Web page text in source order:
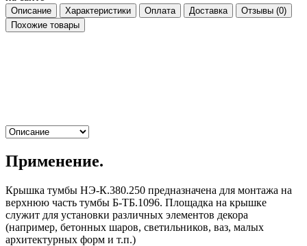
Описание Характеристики Оплата Доставка Отзывы (0)
Похожие товары
Применение.
Крышка тумбы НЭ-К.380.250 предназначена для монтажа на
верхнюю часть тумбы Б-ТБ.1096. Площадка на крышке
служит для установки различных элементов декора
(например, бетонных шаров, светильников, ваз, малых
архитектурных форм и т.п.)